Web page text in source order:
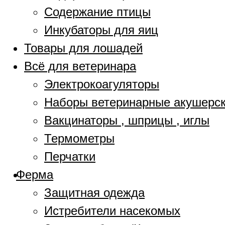
Содержание птицы
Инкубаторы для яиц
Товары для лошадей
Всё для ветеринара
Электрокоагуляторы
Наборы ветеринарные
Вакцинаторы , шприцы , иглы
Термометры
Перчатки
Ферма
Защитная одежда
Истребители насекомых